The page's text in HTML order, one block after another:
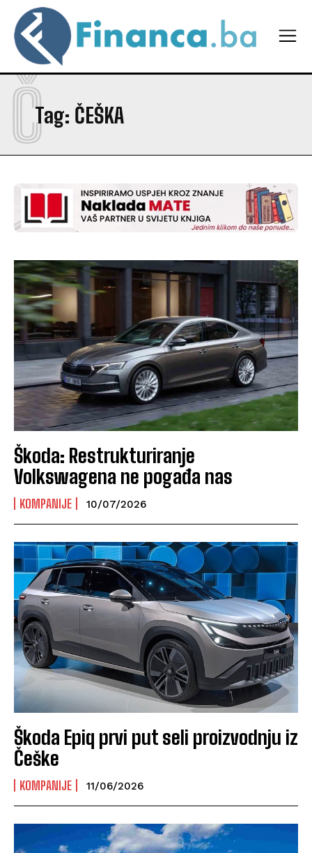
Tag: ČEŠKA
Č
Škoda: Restrukturiranje
Volkswagena ne pogađa nas
KOMPANIJE 10/07/2026
Škoda Epiq prvi put seli proizvodnju iz
Češke
KOMPANIJE 11/06/2026